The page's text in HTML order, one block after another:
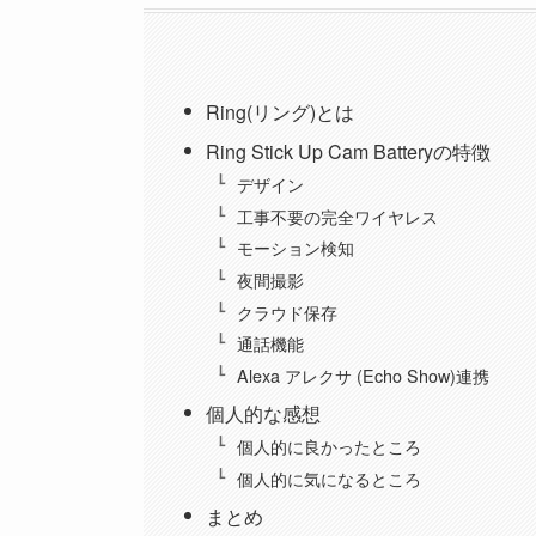
Ring(リング)とは
Ring Stick Up Cam Batteryの特徴
デザイン
工事不要の完全ワイヤレス
モーション検知
夜間撮影
クラウド保存
通話機能
Alexa アレクサ (Echo Show)連携
個人的な感想
個人的に良かったところ
個人的に気になるところ
まとめ